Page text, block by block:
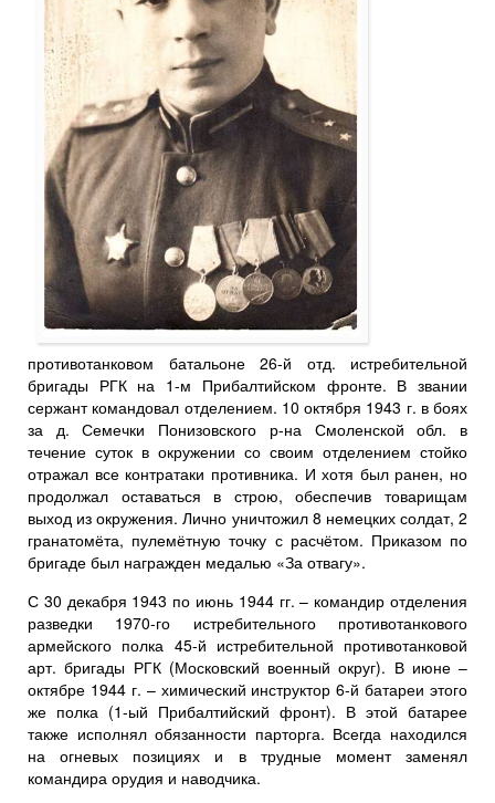
противотанковом батальоне 26-й отд. истребительной
бригады РГК на 1-м Прибалтийском фронте. В звании
сержант командовал отделением. 10 октября 1943 г. в боях
за д. Семечки Понизовского р-на Смоленской обл. в
течение суток в окружении со своим отделением стойко
отражал все контратаки противника. И хотя был ранен, но
продолжал оставаться в строю, обеспечив товарищам
выход из окружения. Лично уничтожил 8 немецких солдат, 2
гранатомёта, пулемётную точку с расчётом. Приказом по
бригаде был награжден медалью «За отвагу».
С 30 декабря 1943 по июнь 1944 гг. – командир отделения
разведки 1970-го истребительного противотанкового
армейского полка 45-й истребительной противотанковой
арт. бригады РГК (Московский военный округ). В июне –
октябре 1944 г. – химический инструктор 6-й батареи этого
же полка (1-ый Прибалтийский фронт). В этой батарее
также исполнял обязанности парторга. Всегда находился
на огневых позициях и в трудные момент заменял
командира орудия и наводчика.